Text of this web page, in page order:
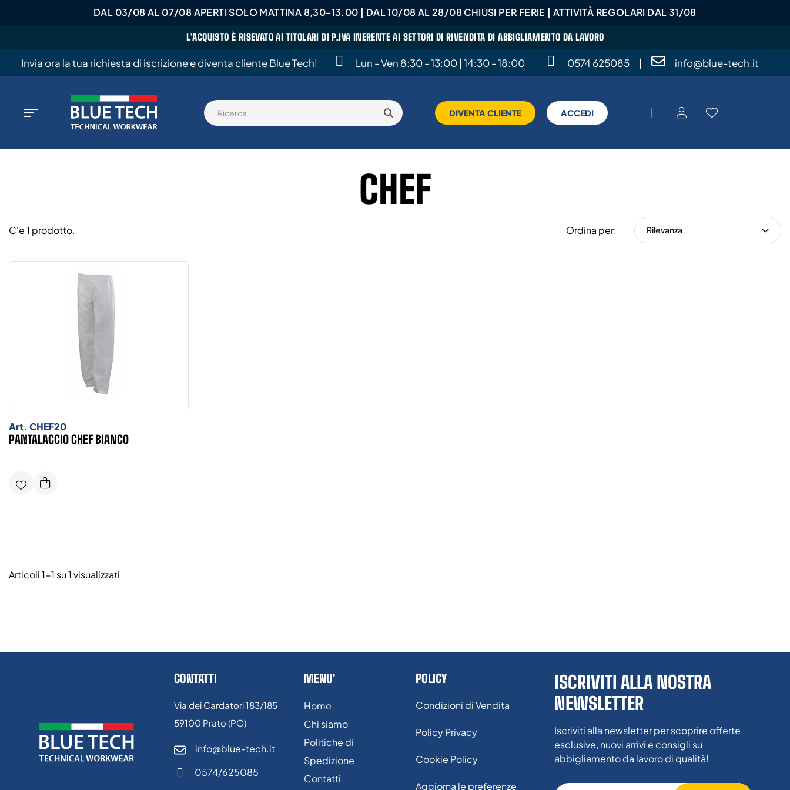
DAL 03/08 AL 07/08 APERTI SOLO MATTINA 8,30-13.00 | DAL 10/08 AL 28/08 CHIUSI PER FERIE | ATTIVITÀ REGOLARI DAL 31/08
L'ACQUISTO È RISEVATO AI TITOLARI DI P.IVA INERENTE AI SETTORI DI RIVENDITA DI ABBIGLIAMENTO DA LAVORO
Invia ora la tua richiesta di iscrizione e diventa cliente Blue Tech! Lun - Ven 8:30 - 13:00 | 14:30 - 18:00 0574 625085 | info@blue-tech.it
DIVENTA CLIENTE ACCEDI |
CHEF
C'e 1 prodotto. Ordina per: Rilevanza
Art. CHEF20
PANTALACCIO CHEF BIANCO
Articoli 1-1 su 1 visualizzati
CONTATTI
Via dei Cardatori 183/185
59100 Prato (PO)
info@blue-tech.it
0574/625085
MENU'
Home
Chi siamo
Politiche di
Spedizione
Contatti
POLICY
Condizioni di Vendita
Policy Privacy
Cookie Policy
Aggiorna le preferenze
ISCRIVITI ALLA NOSTRA
NEWSLETTER
Iscriviti alla newsletter per scoprire offerte
esclusive, nuovi arrivi e consigli su
abbigliamento da lavoro di qualità!